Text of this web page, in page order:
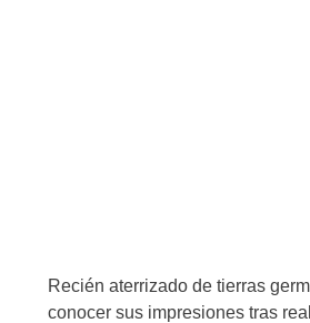
Recién aterrizado de tierras
conocer sus impresiones tras